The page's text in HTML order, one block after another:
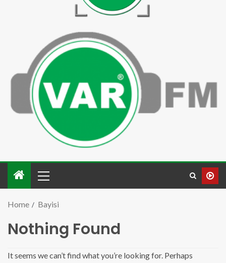
Home Bayisi
Nothing Found
It seems we can’t find what you’re looking for. Perhaps